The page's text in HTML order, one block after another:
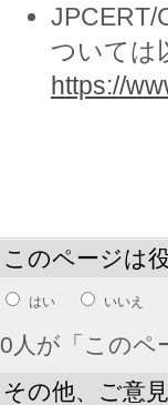
JPCERT/
ついては
https://
このページは
はい いいえ
0人が「このペ
その他、ご意